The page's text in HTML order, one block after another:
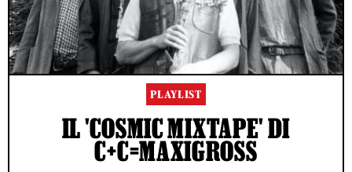
PLAYLIST
IL 'COSMIC MIXTAPE' DI
C+C=MAXIGROSS